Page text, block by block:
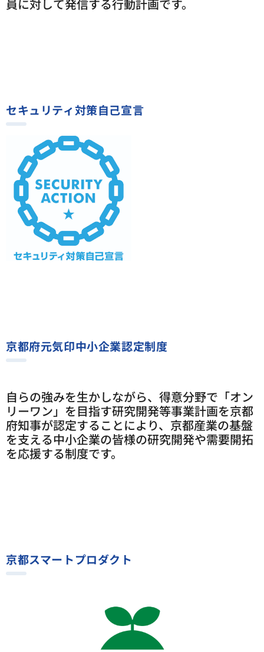
員に対して発信する行動計画です。
セキュリティ対策自己宣言
京都府元気印中小企業認定制度
自らの強みを生かしながら、得意分野で「オン
リーワン」を目指す研究開発等事業計画を京都
府知事が認定することにより、京都産業の基盤
を支える中小企業の皆様の研究開発や需要開拓
を応援する制度です。
京都スマートプロダクト